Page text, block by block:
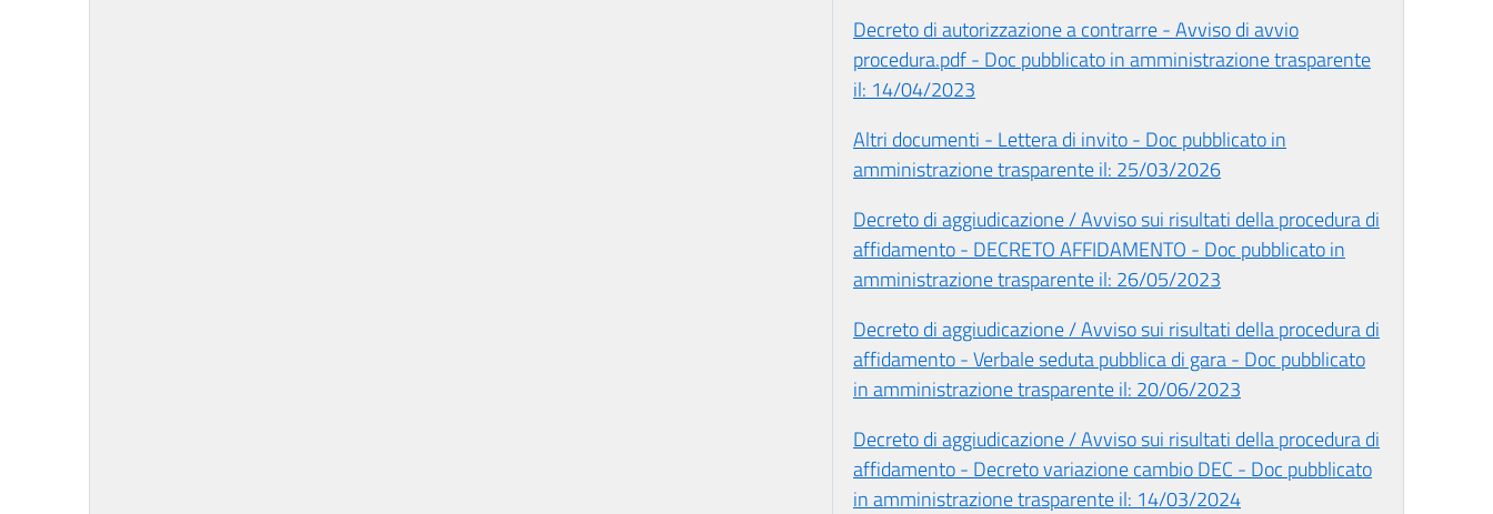
Decreto di autorizzazione a contrarre - Avviso di avvio
procedura.pdf - Doc pubblicato in amministrazione trasparente
il: 14/04/2023
Altri documenti - Lettera di invito - Doc pubblicato in
amministrazione trasparente il: 25/03/2026
Decreto di aggiudicazione / Avviso sui risultati della procedura di
affidamento - DECRETO AFFIDAMENTO - Doc pubblicato in
amministrazione trasparente il: 26/05/2023
Decreto di aggiudicazione / Avviso sui risultati della procedura di
affidamento - Verbale seduta pubblica di gara - Doc pubblicato
in amministrazione trasparente il: 20/06/2023
Decreto di aggiudicazione / Avviso sui risultati della procedura di
affidamento - Decreto variazione cambio DEC - Doc pubblicato
in amministrazione trasparente il: 14/03/2024